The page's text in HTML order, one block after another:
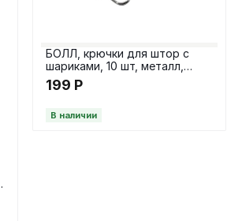
БОЛЛ, крючки для штор с
шариками, 10 шт, металл,
серебряный
199 Р
В наличии